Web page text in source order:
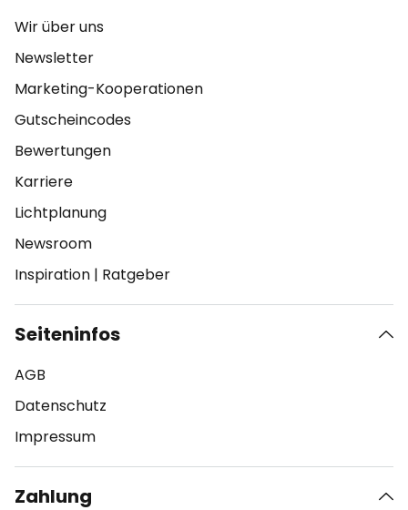
Wir über uns
Newsletter
Marketing-Kooperationen
Gutscheincodes
Bewertungen
Karriere
Lichtplanung
Newsroom
Inspiration | Ratgeber
Seiteninfos
AGB
Datenschutz
Impressum
Zahlung